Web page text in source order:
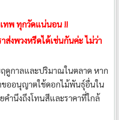
ทพ ทุกวัดแน่นอน !!
ส่งพวงหรีดได้เช่นกันค่ะ ไม่ว่า
ดูกาลและปริมาณในตลาด หาก
ออนุญาตใช้ดอกไม้พันธุ์อื่นใน
คำนึงถึงโทนสีและราคาที่ใกล้